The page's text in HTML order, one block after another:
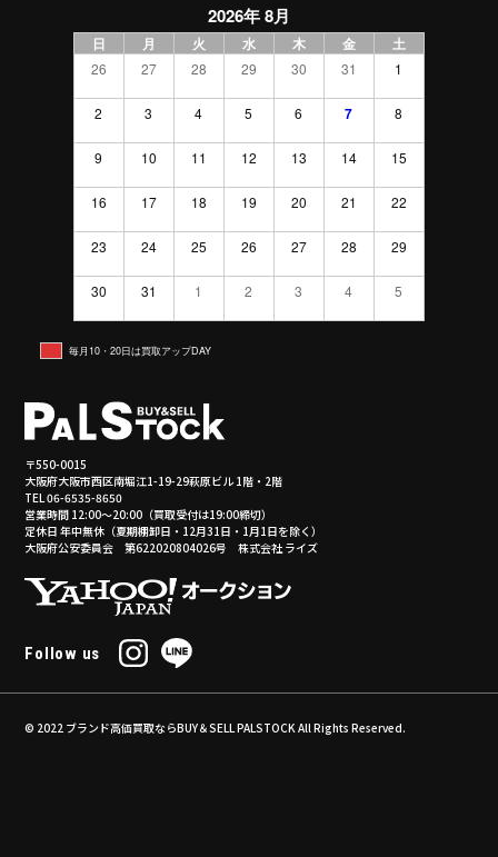
2026年 8月
日 月 火 水 木 金 土
26 27 28 29 30 31 1
2 3 4 5 6 7 8
9 10 11 12 13 14 15
16 17 18 19 20 21 22
23 24 25 26 27 28 29
30 31 1 2 3 4 5
毎月10・20日は買取アップDAY
〒550-0015
大阪府大阪市西区南堀江1-19-29萩原ビル 1階・2階
TEL 06-6535-8650
営業時間 12:00～20:00（買取受付は19:00締切）
定休日 年中無休（夏期棚卸日・12月31日・1月1日を除く）
大阪府公安委員会 第622020804026号 株式会社 ライズ
Follow us
© 2022 ブランド高価買取ならBUY＆SELL PALSTOCK All Rights Reserved.